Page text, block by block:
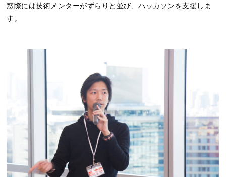
窓際には技術メンターがずらりと並び、ハッカソンを支援しま
す。